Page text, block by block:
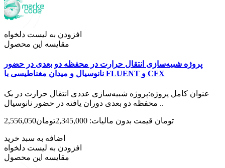
افزودن به لیست دلخواه
مقایسه این محصول
پروژه شبیه‌سازی انتقال حرارت در محفظه دو بعدی در حضور
نانوسیال و میدان مغناطیسی با FLUENT و CFX
عنوان کامل پروژه:پروژه شبیه‌سازی عددی انتقال حرارت در یک
محفظه دو بعدی دوران یافته در حضور نانوسیال ..
2,556,050تومان قیمت بدون مالیات: 2,345,000تومان
اضافه به سبد خرید
افزودن به لیست دلخواه
مقایسه این محصول